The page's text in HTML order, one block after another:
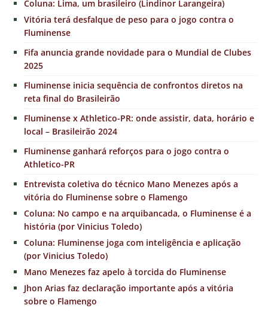
Coluna: Lima, um brasileiro (Lindinor Larangeira)
Vitória terá desfalque de peso para o jogo contra o
Fluminense
Fifa anuncia grande novidade para o Mundial de Clubes
2025
Fluminense inicia sequência de confrontos diretos na
reta final do Brasileirão
Fluminense x Athletico-PR: onde assistir, data, horário e
local – Brasileirão 2024
Fluminense ganhará reforços para o jogo contra o
Athletico-PR
Entrevista coletiva do técnico Mano Menezes após a
vitória do Fluminense sobre o Flamengo
Coluna: No campo e na arquibancada, o Fluminense é a
história (por Vinicius Toledo)
Coluna: Fluminense joga com inteligência e aplicação
(por Vinicius Toledo)
Mano Menezes faz apelo à torcida do Fluminense
Jhon Arias faz declaração importante após a vitória
sobre o Flamengo